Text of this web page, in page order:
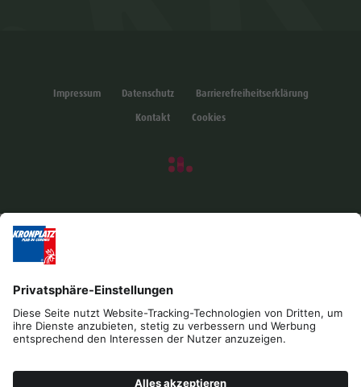
Impressum Datenschutz
Barrierefreiheitserklärung
Kontakt
Cookies